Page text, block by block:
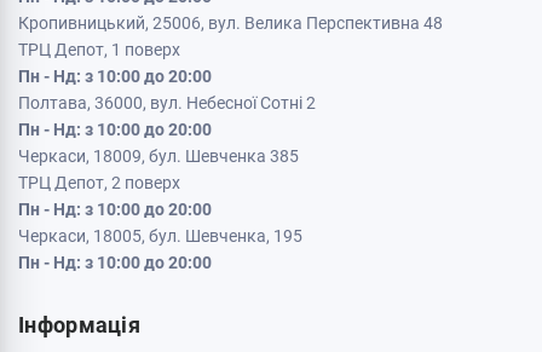
Кременчук, 39600, вул. Соборна 9/16
Пн - Нд: з 10:00 до 20:00
Кривий Ріг, 50000, проспект Металургів 33
Кропивницький, 25006, вул. Велика Перспективна 48